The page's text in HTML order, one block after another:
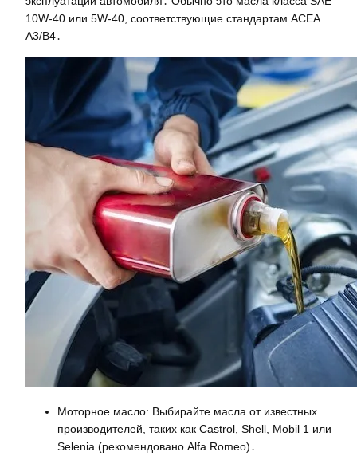
10W-40 или 5W-40, соответствующие стандартам ACEA
A3/B4․
Моторное масло: Выбирайте масла от известных
производителей, таких как Castrol, Shell, Mobil 1 или
Selenia (рекомендовано Alfa Romeo)․